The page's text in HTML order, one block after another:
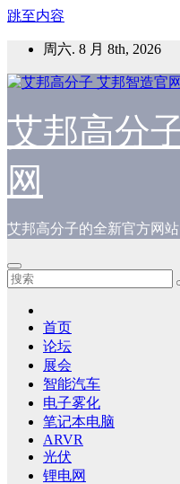
跳至内容
周六. 8 月 8th, 2026
艾邦高分
网
艾邦高分子的全新官方网站
首页
论坛
展会
智能汽车
电子雾化
笔记本电脑
ARVR
光伏
锂电网